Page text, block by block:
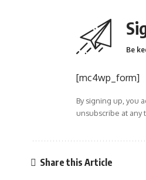
Be
[mc4wp_form]
By signing up, you
unsubscribe at any
Share this Article